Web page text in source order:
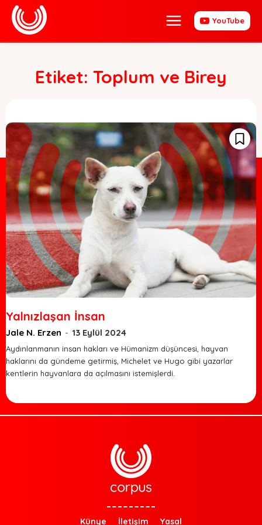
YouTube
Etiket: Toplum ve Birey
Yalnızlaşan İnsan
Jale N. Erzen - 13 Eylül 2024
Aydınlanmanın insan hakları ve Hümanizm düşüncesi, hayvan
haklarını da gündeme getirmiş, Michelet ve Hugo gibi yazarlar
kentlerin hayvanlara da açılmasını istemişlerdi.
Künye İletişim Yasal